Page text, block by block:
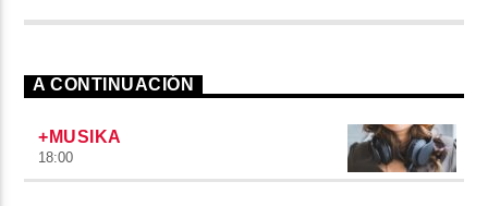
A CONTINUACIÓN
+MUSIKA
18:00